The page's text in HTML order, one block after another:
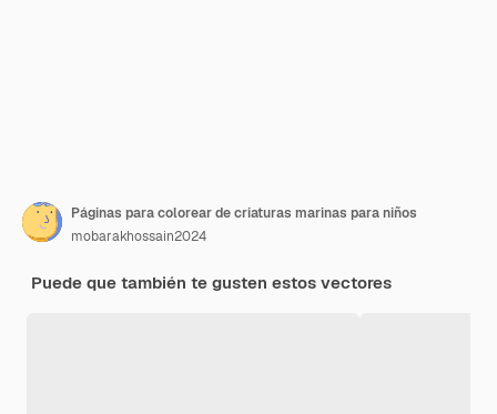
Páginas para colorear de criaturas marinas para niños
mobarakhossain2024
Puede que también te gusten estos vectores